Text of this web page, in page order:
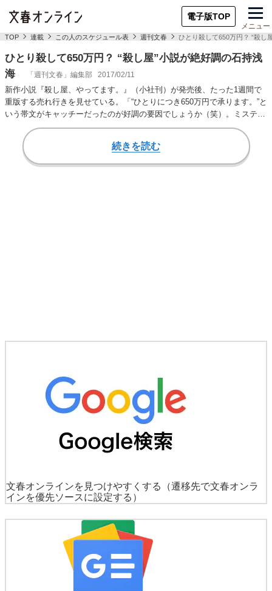
電子版TOP
メニュー
TOP 連載 この人のスケジュール表 週刊文春 ひとり殺して650万円？ “殺し
ひとり殺して650万円？ “殺し屋”小説が絶好調の石持浅
海
「週刊文春」編集部 2017/02/11
新作小説『殺し屋、やってます。』（小社刊）が発売後、たった1週間で
重版する売れ行きを見せている。「“ひとりにつき650万円で承ります。”と
いう帯文がキャッチーだったのが好調の要因でしょうか（笑）。ミステリ
ーであると…
続きを読む
文春オンラインを見つけやすくする
（遷移先で文春オンラ
インを優先ソースに設定する）